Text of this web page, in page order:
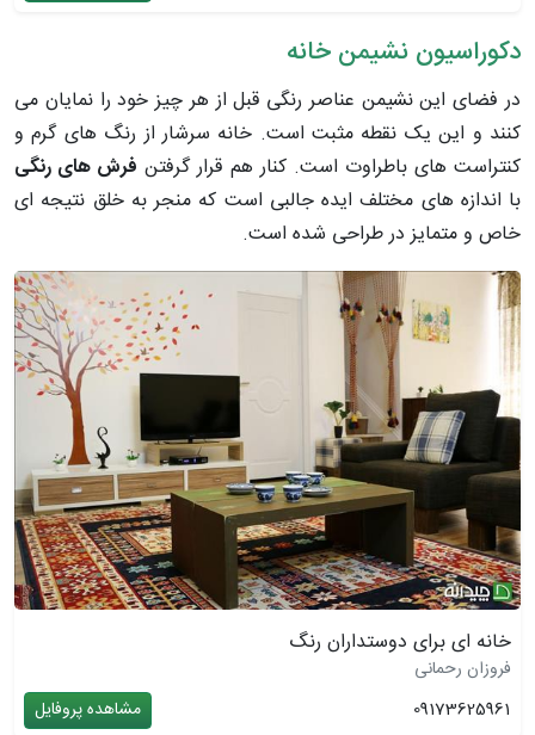
دکوراسیون نشیمن خانه
در فضای این نشیمن عناصر رنگی قبل از هر چیز خود را نمایان می
­کنند و این یک نقطه­ مثبت است. خانه سرشار از رنگ ­های گرم و
کنتراست­ های باطراوت است. کنار هم قرار گرفتن فرش­ های رنگی
با اندازه ­های مختلف ایده جالبی است که منجر به خلق نتیجه ­ای
خاص و متمایز در طراحی شده است.
خانه ای برای دوستداران رنگ
فروزان رحمانی
09173625961
مشاهده پروفایل